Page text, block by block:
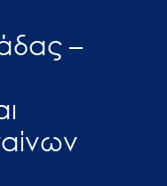
–